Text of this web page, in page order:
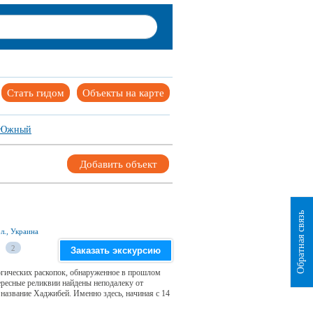
Объекты на карте
Стать гидом
Добавить объект
Украина
2
Заказать экскурсию
раскопок, обнаруженное в прошлом
реликвии найдены неподалеку от
Хаджибей. Именно здесь, начиная с 14
Обратная связь